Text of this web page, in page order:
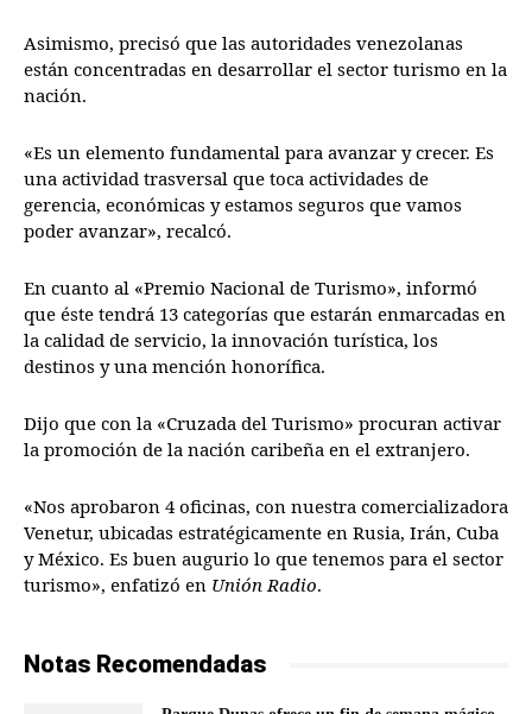
Asimismo, precisó que las autoridades venezolanas
están concentradas en desarrollar el sector turismo en la
nación.
«Es un elemento fundamental para avanzar y crecer. Es
una actividad trasversal que toca actividades de
gerencia, económicas y estamos seguros que vamos
poder avanzar», recalcó.
En cuanto al «Premio Nacional de Turismo», informó
que éste tendrá 13 categorías que estarán enmarcadas en
la calidad de servicio, la innovación turística, los
destinos y una mención honorífica.
Dijo que con la «Cruzada del Turismo» procuran activar
la promoción de la nación caribeña en el extranjero.
«Nos aprobaron 4 oficinas, con nuestra comercializadora
Venetur, ubicadas estratégicamente en Rusia, Irán, Cuba
y México. Es buen augurio lo que tenemos para el sector
turismo», enfatizó en Unión Radio.
Notas Recomendadas